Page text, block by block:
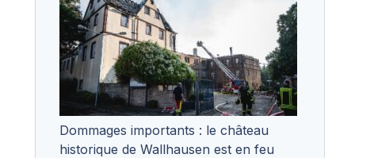
Dommages importants : le château
historique de Wallhausen est en feu